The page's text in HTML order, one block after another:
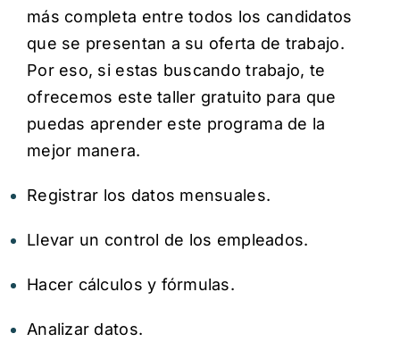
más completa entre todos los candidatos
que se presentan a su oferta de trabajo.
Por eso, si estas buscando trabajo, te
ofrecemos este taller gratuito para que
puedas aprender este programa de la
mejor manera.
Registrar los datos mensuales.
Llevar un control de los empleados.
Hacer cálculos y fórmulas.
Analizar datos.